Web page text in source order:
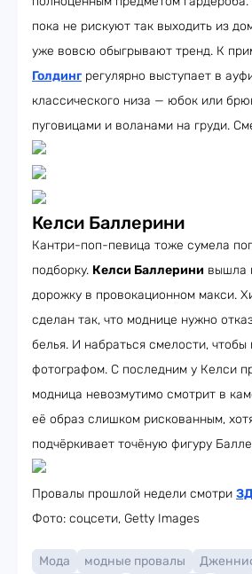
пока не рискуют так выходить из
уже вовсю обыгрывают тренд. К
Голдингрегулярно выступает в
классического низа — юбок или
пуговицами и воланами на груди.
Келси Баллерини
Кантри-поп-певица тоже сумела
подборку. Келси Баллерини вышла
дорожку в провокационном макси.
сделан так, что моднице нужно
белья. И набраться смелости, чтобы
фотографом. С последним у Келси
модница невозмутимо смотрит в
её образ слишком рискованным,
подчёркивает точёную фигуру
Провалы прошлой недели смотри
Фото: соцсети, Getty Images
Мода модные провалы